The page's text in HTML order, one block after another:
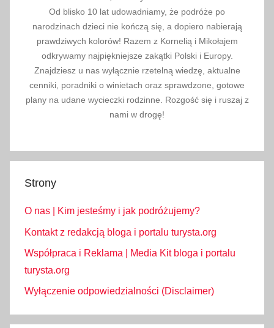
Od blisko 10 lat udowadniamy, że podróże po
narodzinach dzieci nie kończą się, a dopiero nabierają
prawdziwych kolorów! Razem z Kornelią i Mikołajem
odkrywamy najpiękniejsze zakątki Polski i Europy.
Znajdziesz u nas wyłącznie rzetelną wiedzę, aktualne
cenniki, poradniki o winietach oraz sprawdzone, gotowe
plany na udane wycieczki rodzinne. Rozgość się i ruszaj z
nami w drogę!
Strony
O nas | Kim jesteśmy i jak podróżujemy?
Kontakt z redakcją bloga i portalu turysta.org
Współpraca i Reklama | Media Kit bloga i portalu
turysta.org
Wyłączenie odpowiedzialności (Disclaimer)